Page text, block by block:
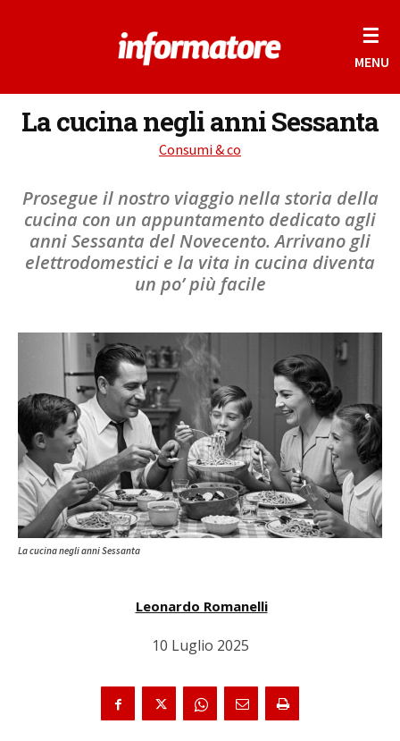
☰
MENU
La cucina negli anni Sessanta
Consumi & co
Prosegue il nostro viaggio nella storia della
cucina con un appuntamento dedicato agli
anni Sessanta del Novecento. Arrivano gli
elettrodomestici e la vita in cucina diventa
un po’ più facile
La cucina negli anni Sessanta
Leonardo Romanelli
10 Luglio 2025